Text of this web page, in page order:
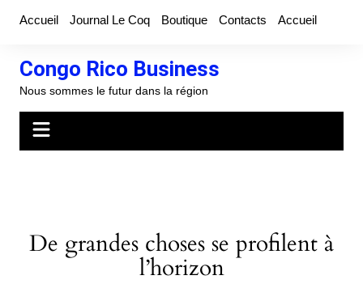
Accueil Journal Le Coq Boutique Contacts Accueil
Congo Rico Business
Nous sommes le futur dans la région
De grandes choses se profilent à
l’horizon